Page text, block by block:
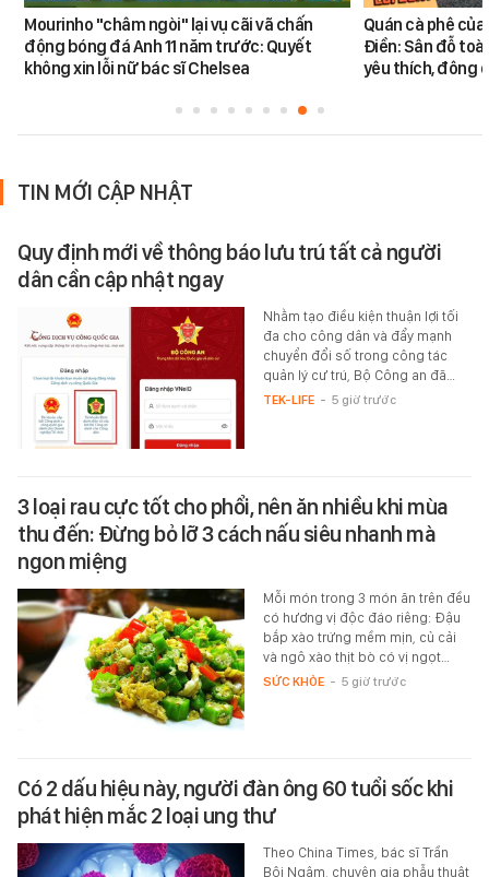
Mourinho "châm ngòi" lại vụ cãi vã chấn
động bóng đá Anh 11 năm trước: Quyết
không xin lỗi nữ bác sĩ Chelsea
Quán cà phê
Điền: Sân đỗ
yêu thích, đông
TIN MỚI CẬP NHẬT
Quy định mới về thông báo lưu trú tất cả người
dân cần cập nhật ngay
Nhằm tạo điều kiện thuận lợi tối
đa cho công dân và đẩy mạnh
chuyển đổi số trong công tác
quản lý cư trú, Bộ Công an đã…
TEK-LIFE - 5 giờ trước
3 loại rau cực tốt cho phổi, nên ăn nhiều khi mùa
thu đến: Đừng bỏ lỡ 3 cách nấu siêu nhanh mà
ngon miệng
Mỗi món trong 3 món ăn trên đều
có hương vị độc đáo riêng: Đậu
bắp xào trứng mềm mịn, củ cải
và ngô xào thịt bò có vị ngọt…
SỨC KHỎE - 5 giờ trước
Có 2 dấu hiệu này, người đàn ông 60 tuổi sốc khi
phát hiện mắc 2 loại ung thư
Theo China Times, bác sĩ Trần
Bội Ngâm, chuyên gia phẫu thuật